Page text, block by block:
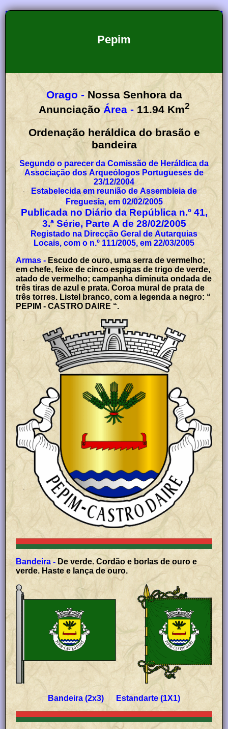
Pepim
Orago - Nossa Senhora da
Anunciação Área - 11.94 Km2
Ordenação heráldica do brasão e
bandeira
Segundo o parecer da Comissão de Heráldica da
Associação dos Arqueólogos Portugueses de
23/12/2004
Estabelecida em reunião de Assembleia de
Freguesia, em 02/02/2005
Publicada no Diário da República n.º 41,
3.ª Série, Parte A de 28/02/2005
Registado na Direcção Geral de Autarquias
Locais, com o n.º 111/2005, em 22/03/2005
Armas - Escudo de ouro, uma serra de vermelho;
em chefe, feixe de cinco espigas de trigo de verde,
atado de vermelho; campanha diminuta ondada de
três tiras de azul e prata. Coroa mural de prata de
três torres. Listel branco, com a legenda a negro: “
PEPIM - CASTRO DAIRE “.
Bandeira - De verde. Cordão e borlas de ouro e
verde. Haste e lança de ouro.
Bandeira (2x3) Estandarte (1X1)